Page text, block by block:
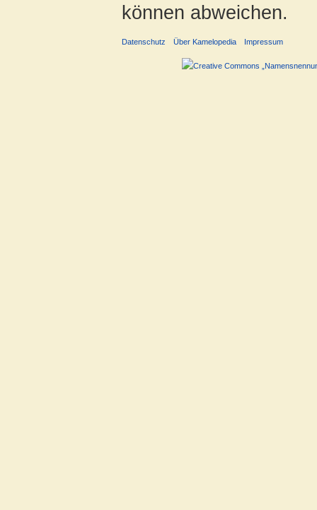
können abweichen.
Datenschutz Über Kamelopedia Impressum